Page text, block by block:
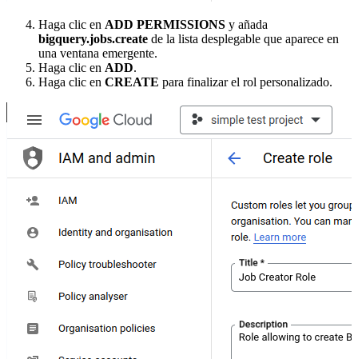
Haga clic en ADD PERMISSIONS y añada
bigquery.jobs.create de la lista desplegable que aparece en
una ventana emergente.
Haga clic en ADD.
Haga clic en CREATE para finalizar el rol personalizado.